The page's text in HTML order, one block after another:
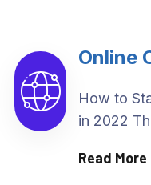
Online
How to
in 2022
Read More